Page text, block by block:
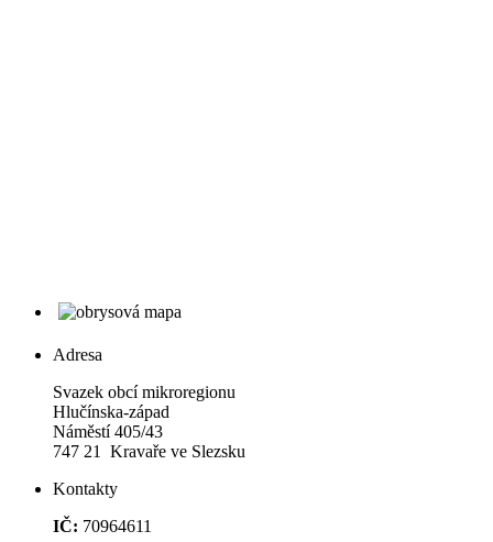
Adresa
Svazek obcí mikroregionu
Hlučínska-západ
Náměstí 405/43
747 21 Kravaře ve Slezsku
Kontakty
IČ: 70964611